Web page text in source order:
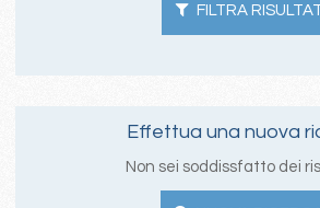
FILTRA
Effettua una nuova
Non sei soddissfatto dei